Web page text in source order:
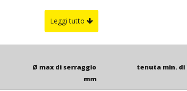
essendo esterna, non è a contatto con i
danneggiare i cavi anche se utilizzate in
Leggi tutto
Ø max di serraggio
mm
tenuta min. di